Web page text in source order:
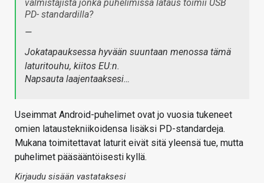
valmistajista jonka puhelimissa lataus toimii USB
PD- standardilla?
—
Jokatapauksessa hyvään suuntaan menossa tämä
laturitouhu, kiitos EU:n.
Napsauta laajentaaksesi…
Useimmat Android-puhelimet ovat jo vuosia tukeneet
omien lataustekniikoidensa lisäksi PD-standardeja.
Mukana toimitettavat laturit eivät sitä yleensä tue, mutta
puhelimet pääsääntöisesti kyllä.
Kirjaudu sisään vastataksesi